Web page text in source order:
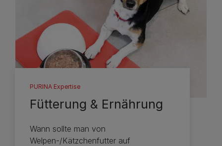
PURINA Expertise
Fütterung & Ernährung
Wann sollte man von
Welpen-/Kätzchenfutter auf